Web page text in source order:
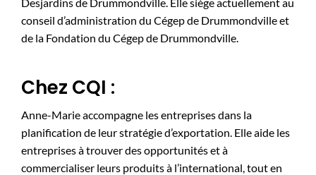
conseil d’administration du Cégep de Drummondville et
de la Fondation du Cégep de Drummondville.
Chez CQI :
Anne-Marie accompagne les entreprises dans la
planification de leur stratégie d’exportation. Elle aide les
entreprises à trouver des opportunités et à
commercialiser leurs produits à l’international, tout en